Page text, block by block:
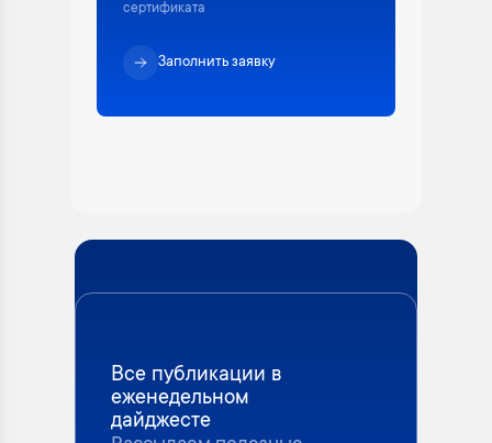
сертификата
Заполнить заявку
Все публикации в
еженедельном
дайджесте